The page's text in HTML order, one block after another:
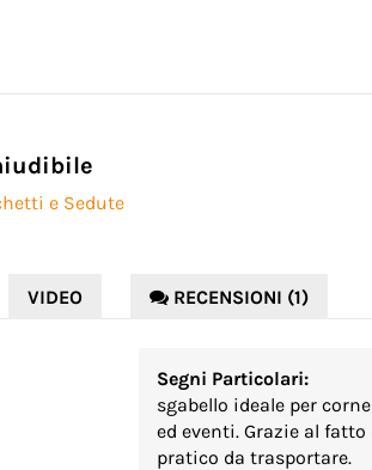
e Sedute
VIDEO RECENSIONI (1)
Segni Particolari:
sgabello ideale per
ed eventi. Grazie al
pratico da trasportare.